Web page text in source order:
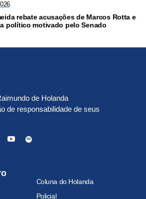
rebate acusações de Marcos Rotta e
político motivado pelo Senado
de Holanda
de responsabilidade de seus
Coluna do Holanda
Policial